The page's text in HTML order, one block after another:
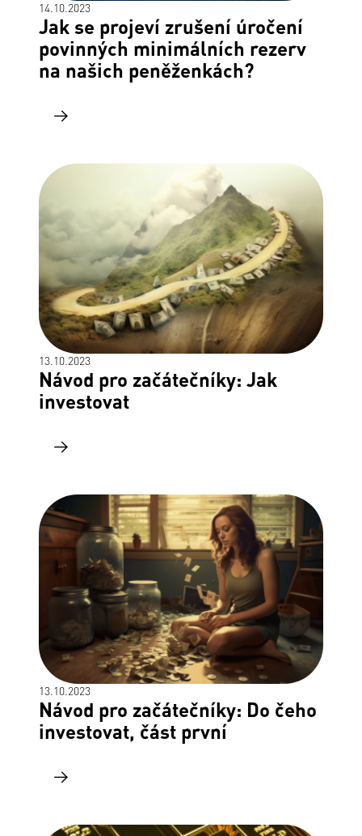
14.10.2023
Jak se projeví zrušení úročení
povinných minimálních rezerv
na našich peněženkách?
13.10.2023
Návod pro začátečníky: Jak
investovat
13.10.2023
Návod pro začátečníky: Do čeho
investovat, část první